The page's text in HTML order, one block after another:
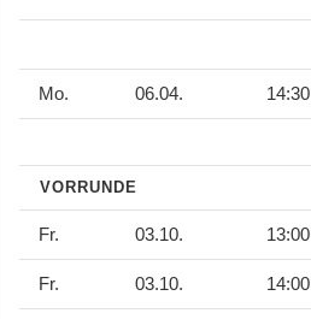
Mo. 06.04. 14:30
VORRUNDE
Fr. 03.10. 13:00
Fr. 03.10. 14:00